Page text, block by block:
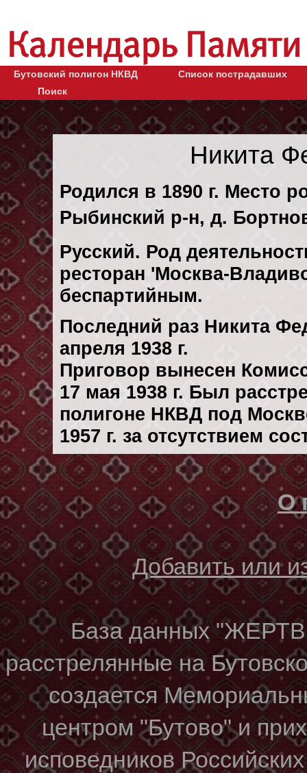
Бутовский полигон НКВД
Список пострадавших
Поиск
Никита
Родился в 1890 г. Место
Рыбинский р-н, д.
Русский. Род
ресторан 'Москва-
беспартийным.
Последний раз Никита
апреля 1938 г.
Приговор вынесен
17 мая 1938 г. Был
полигоне НКВД под
1957 г. за отсутствием
О
Добавить или
База данных
расстрелянные на
создается
центром "Бутово" и
исповедников